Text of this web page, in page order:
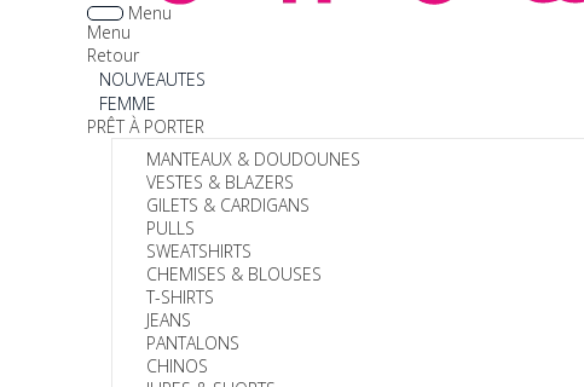
Menu
Menu
Retour
NOUVEAUTES
FEMME
PRÊT À PORTER
MANTEAUX & DOUDOUNES
VESTES & BLAZERS
GILETS & CARDIGANS
PULLS
SWEATSHIRTS
CHEMISES & BLOUSES
T-SHIRTS
JEANS
PANTALONS
CHINOS